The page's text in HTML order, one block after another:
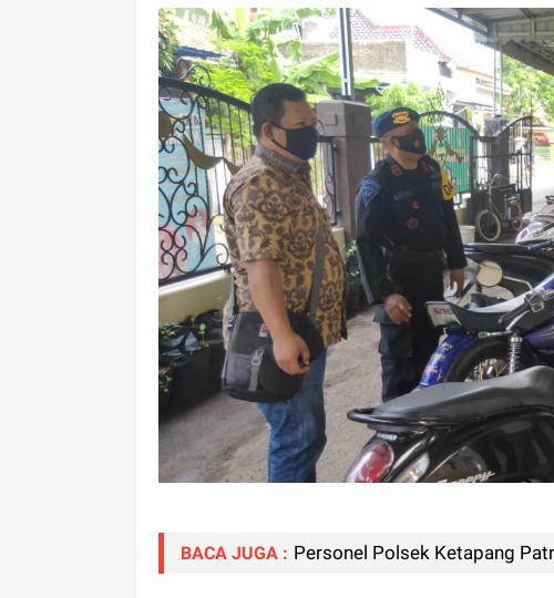
BACA JUGA : ‎Personel Polsek Ketapang